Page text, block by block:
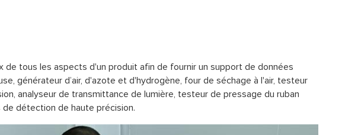
tous les aspects d'un produit afin de fournir un support de données
générateur d’air, d'azote et d'hydrogène, four de séchage à l'air, testeur
analyseur de transmittance de lumière, testeur de pressage du ruban
détection de haute précision.